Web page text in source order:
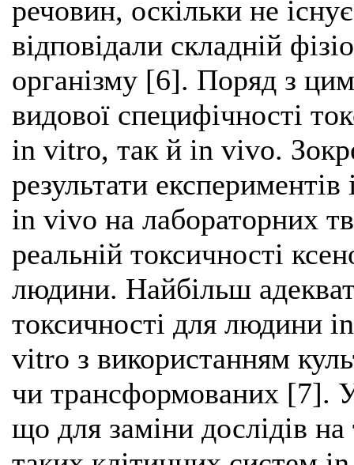
речовин, оскільки не
відповідали складній
організму [6]. Поряд з
видової специфічності
in vitro, так й in vivo.
результати
in vivo на лабораторних
реальній токсичності
людини. Найбільш
токсичності для людини
vitro з використанням
чи трансформованих [7].
що для заміни дослідів